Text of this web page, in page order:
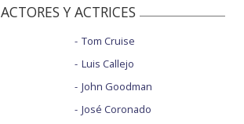
ACTORES Y ACTRICES
Tom Cruise
Luis Callejo
John Goodman
José Coronado